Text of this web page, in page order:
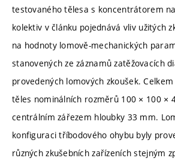
testovaného tělesa s koncentrátorem
kolektiv v článku pojednává vliv užitých
na hodnoty lomově-mechanických
stanovených ze záznamů zatěžovacích
provedených lomových zkoušek.
těles nominálních rozměrů 100 × 100 ×
centrálním zářezem hloubky 33 mm.
konfiguraci tříbodového ohybu byly
různých zkušebních zařízeních stejným